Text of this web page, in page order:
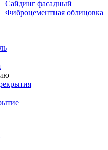
Сайдинг фасадный
Фиброцементная облицовка